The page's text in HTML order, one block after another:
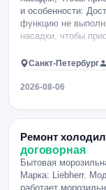
и особенности:
функцию не
насадки, чтобы
Санкт-Петербург
2026-08-06
Ремонт
договорная
Бытовая
Марка: Liebherr.
работает